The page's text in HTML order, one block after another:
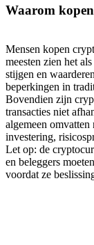
Waarom
Mensen kopen
meesten zien het
stijgen en
beperkingen in
Bovendien zijn
transacties niet
algemeen
investering,
Let op: de
en beleggers
voordat ze